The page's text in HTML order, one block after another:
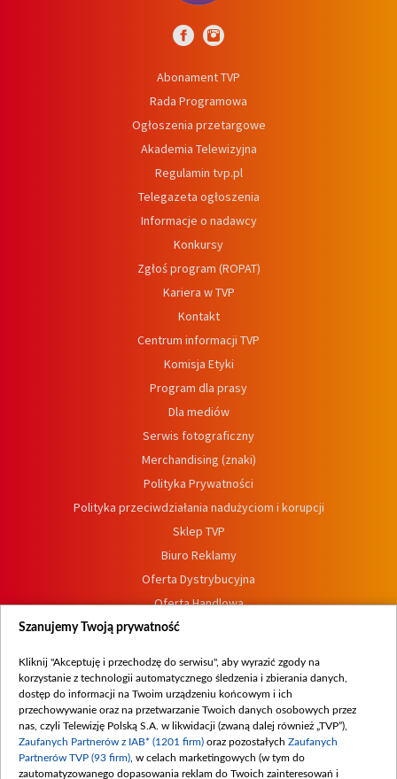
Abonament TVP
Rada Programowa
Ogłoszenia przetargowe
Akademia Telewizyjna
Regulamin tvp.pl
Telegazeta ogłoszenia
Informacje o nadawcy
Konkursy
Zgłoś program (ROPAT)
Kariera w TVP
Kontakt
Centrum informacji TVP
Komisja Etyki
Program dla prasy
Dla mediów
Serwis fotograficzny
Merchandising (znaki)
Polityka Prywatności
Polityka przeciwdziałania nadużyciom i korupcji
Sklep TVP
Biuro Reklamy
Oferta Dystrybucyjna
Oferta Handlowa
Dostępność
Procedura zgłoszeń wewnętrznych
Szanujemy Twoją prywatność
Kliknij "Akceptuję i przechodzę do serwisu", aby wyrazić zgody na
korzystanie z technologii automatycznego śledzenia i zbierania danych,
dostęp do informacji na Twoim urządzeniu końcowym i ich
przechowywanie oraz na przetwarzanie Twoich danych osobowych przez
nas, czyli Telewizję Polską S.A. w likwidacji (zwaną dalej również „TVP”),
Zaufanych Partnerów z IAB* (1201 firm) oraz pozostałych Zaufanych
Partnerów TVP (93 firm) , w celach marketingowych (w tym do
zautomatyzowanego dopasowania reklam do Twoich zainteresowań i